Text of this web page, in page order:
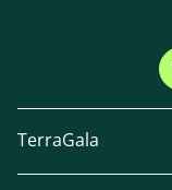
TerraGala